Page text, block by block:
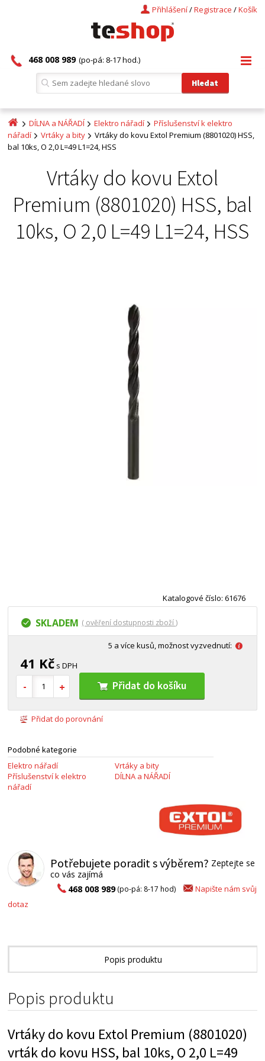
Košík
/
Registrace
/
Přihlášení
468 008 989 (po-pá: 8-17 hod.)
DÍLNA a NÁŘADÍ Elektro nářadí
Příslušenství k elektro
nářadí
Vrtáky a bity
Vrtáky do kovu Extol Premium (8801020) HSS,
bal 10ks, O 2,0 L=49 L1=24, HSS
Vrtáky do kovu Extol
Premium (8801020) HSS, bal
10ks, O 2,0 L=49 L1=24, HSS
Katalogové číslo: 61676
SKLADEM ( ověření dostupnosti zboží )
5 a více kusů, možnost vyzvednutí:
41 Kč s DPH
Přidat do košíku
Přidat do porovnání
Podobné kategorie
Elektro nářadí
Příslušenství k elektro
nářadí
Vrtáky a bity
DÍLNA a NÁŘADÍ
Potřebujete poradit s výběrem? Zeptejte se
co vás zajímá
468 008 989(po-pá: 8-17 hod)
Napište nám svůj
dotaz
Popis produktu
Popis produktu
Vrtáky do kovu Extol Premium (8801020)
vrták do kovu HSS, bal 10ks, O 2,0 L=49